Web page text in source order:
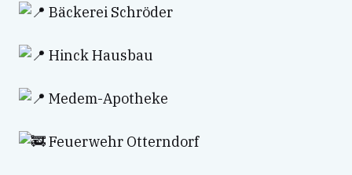
Bäckerei Schröder
Hinck Hausbau
Medem-Apotheke
Feuerwehr Otterndorf